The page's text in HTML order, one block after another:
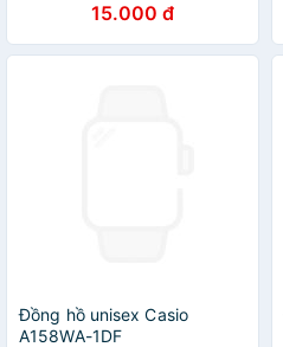
6000 3050 3010 151 HP
1005 1006 1102 1132 125
127
15.000 đ
Đồng hồ unisex Casio
A158WA-1DF